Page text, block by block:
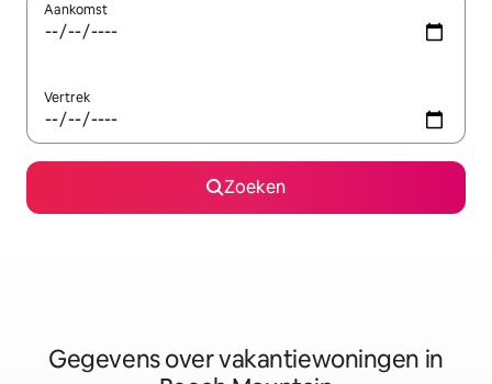
Aankomst
Vertrek
Zoeken
Gegevens over vakantiewoningen in